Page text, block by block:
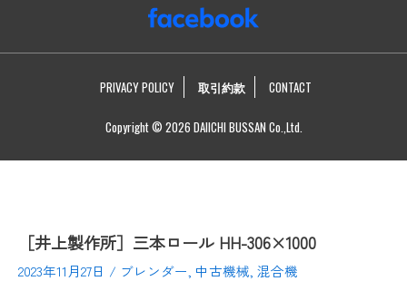
PRIVACY POLICY 取引約款 CONTACT
Copyright © 2026 DAIICHI BUSSAN Co.,Ltd.
［井上製作所］三本ロール HH-306×1000
2023年11月27日 / ブレンダー, 中古機械, 混合機